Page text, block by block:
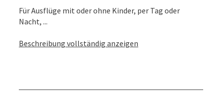
Für Ausflüge mit oder ohne Kinder, per Tag oder
Nacht, ...
Beschreibung vollständig anzeigen